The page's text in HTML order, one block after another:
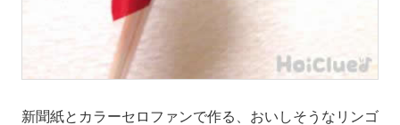
新聞紙とカラーセロファンで作る、おいしそうなリンゴ